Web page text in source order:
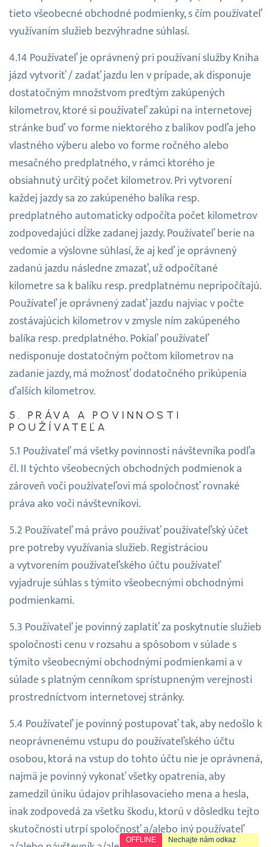
tieto všeobecné obchodné podmienky, s čím používateľ
využívaním služieb bezvýhradne súhlasí.
Používateľ je oprávnený pri používaní služby Kniha
jázd vytvoriť / zadať jazdu len v prípade, ak disponuje
dostatočným množstvom predtým zakúpených
kilometrov, ktoré si používateľ zakúpi na internetovej
stránke buď vo forme niektorého z balíkov podľa jeho
vlastného výberu alebo vo forme ročného alebo
mesačného predplatného, v rámci ktorého je
obsiahnutý určitý počet kilometrov. Pri vytvorení
každej jazdy sa zo zakúpeného balíka resp.
predplatného automaticky odpočíta počet kilometrov
zodpovedajúci dĺžke zadanej jazdy. Používateľ berie na
vedomie a výslovne súhlasí, že aj keď je oprávnený
zadanú jazdu následne zmazať, už odpočítané
kilometre sa k balíku resp. predplatnému nepripočítajú.
Používateľ je oprávnený zadať jazdu najviac v počte
zostávajúcich kilometrov v zmysle ním zakúpeného
balíka resp. predplatného. Pokiaľ používateľ
nedisponuje dostatočným počtom kilometrov na
zadanie jazdy, má možnosť dodatočného prikúpenia
ďalších kilometrov.
PRÁVA A POVINNOSTI
POUŽÍVATEĽA
Používateľ má všetky povinnosti návštevníka podľa
čl. II týchto všeobecných obchodných podmienok a
zároveň voči používateľovi má spoločnosť rovnaké
práva ako voči návštevníkovi.
Používateľ má právo používať používateľský účet
pre potreby využívania služieb. Registráciou
a vytvorením používateľského účtu používateľ
vyjadruje súhlas s týmito všeobecnými obchodnými
podmienkami.
Používateľ je povinný zaplatiť za poskytnutie služieb
spoločnosti cenu v rozsahu a spôsobom v súlade s
týmito všeobecnými obchodnými podmienkami a v
súlade s platným cenníkom sprístupneným verejnosti
prostredníctvom internetovej stránky.
Používateľ je povinný postupovať tak, aby nedošlo k
neoprávnenému vstupu do používateľského účtu
osobou, ktorá na vstup do tohto účtu nie je oprávnená,
najmä je povinný vykonať všetky opatrenia, aby
zamedzil úniku údajov prihlasovacieho mena a hesla,
inak zodpovedá za všetku škodu, ktorú v dôsledku tejto
skutočnosti utrpí spoločnosť a/alebo iný používateľ
OFFLINE Nechajte nám odkaz